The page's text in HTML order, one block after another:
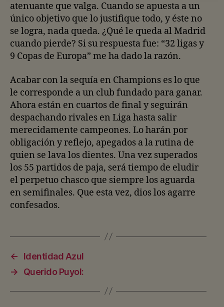
atenuante que valga. Cuando se apuesta a un
único objetivo que lo justifique todo, y éste no
se logra, nada queda. ¿Qué le queda al Madrid
cuando pierde? Si su respuesta fue: “32 ligas y
9 Copas de Europa” me ha dado la razón.
Acabar con la sequía en Champions es lo que
le corresponde a un club fundado para ganar.
Ahora están en cuartos de final y seguirán
despachando rivales en Liga hasta salir
merecidamente campeones. Lo harán por
obligación y reflejo, apegados a la rutina de
quien se lava los dientes. Una vez superados
los 55 partidos de paja, será tiempo de eludir
el perpetuo chasco que siempre los aguarda
en semifinales. Que esta vez, dios los agarre
confesados.
←
Identidad Azul
→
Querido Puyol: